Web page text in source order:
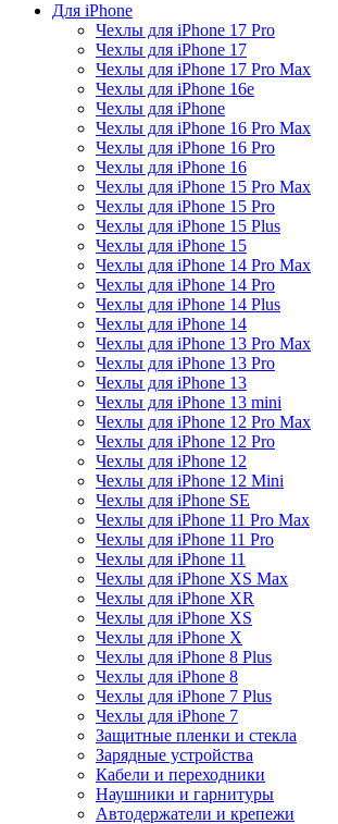
Для iPhone
Чехлы для iPhone 17 Pro
Чехлы для iPhone 17
Чехлы для iPhone 17 Pro Max
Чехлы для iPhone 16e
Чехлы для iPhone
Чехлы для iPhone 16 Pro Max
Чехлы для iPhone 16 Pro
Чехлы для iPhone 16
Чехлы для iPhone 15 Pro Max
Чехлы для iPhone 15 Pro
Чехлы для iPhone 15 Plus
Чехлы для iPhone 15
Чехлы для iPhone 14 Pro Max
Чехлы для iPhone 14 Pro
Чехлы для iPhone 14 Plus
Чехлы для iPhone 14
Чехлы для iPhone 13 Pro Max
Чехлы для iPhone 13 Pro
Чехлы для iPhone 13
Чехлы для iPhone 13 mini
Чехлы для iPhone 12 Pro Max
Чехлы для iPhone 12 Pro
Чехлы для iPhone 12
Чехлы для iPhone 12 Mini
Чехлы для iPhone SE
Чехлы для iPhone 11 Pro Max
Чехлы для iPhone 11 Pro
Чехлы для iPhone 11
Чехлы для iPhone XS Max
Чехлы для iPhone XR
Чехлы для iPhone XS
Чехлы для iPhone X
Чехлы для iPhone 8 Plus
Чехлы для iPhone 8
Чехлы для iPhone 7 Plus
Чехлы для iPhone 7
Защитные пленки и стекла
Зарядные устройства
Кабели и переходники
Наушники и гарнитуры
Автодержатели и крепежи